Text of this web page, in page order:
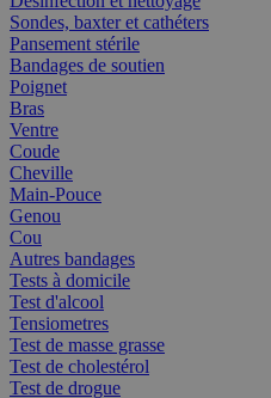
Sondes, baxter et cathéters
Pansement stérile
Bandages de soutien
Poignet
Bras
Ventre
Coude
Cheville
Main-Pouce
Genou
Cou
Autres bandages
Tests à domicile
Test d'alcool
Tensiometres
Test de masse grasse
Test de cholestérol
Test de drogue